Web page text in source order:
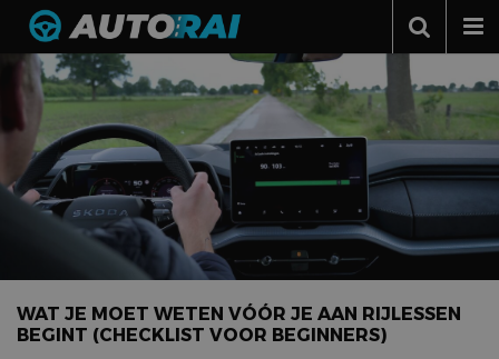
Autonieuws
Podcast
Autotests
Automerken
Adverteren
Contact
MotorRAI.nl
WAT JE MOET WETEN VÓÓR JE AAN RIJLESSEN
BEGINT (CHECKLIST VOOR BEGINNERS)